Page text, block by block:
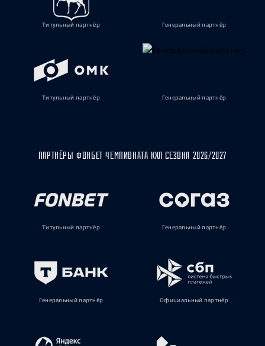
Титульный партнёр Генеральный партнёр
Титульный партнёр Генеральный партнёр
ПАРТНЁРЫ ФОНБЕТ ЧЕМПИОНАТА КХЛ СЕЗОНА 2026/2027
Титульный партнёр Генеральный партнёр
Генеральный партнёр Официальный партнёр